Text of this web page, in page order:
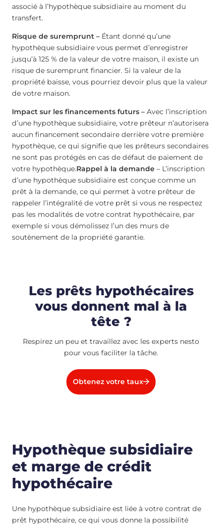
associé à l’hypothèque subsidiaire au moment du
transfert.
Risque de suremprunt – Étant donné qu’une
hypothèque subsidiaire vous permet d’enregistrer
jusqu’à 125 % de la valeur de votre maison, il existe un
risque de suremprunt financier. Si la valeur de la
propriété baisse, vous pourriez devoir plus que la valeur
de votre maison.
Impact sur les financements futurs – Avec l’inscription
d’une hypothèque subsidiaire, votre prêteur n’autorisera
aucun financement secondaire derrière votre première
hypothèque, ce qui signifie que les prêteurs secondaires
ne sont pas protégés en cas de défaut de paiement de
votre hypothèque.Rappel à la demande – L’inscription
d’une hypothèque subsidiaire est conçue comme un
prêt à la demande, ce qui permet à votre prêteur de
rappeler l’intégralité de votre prêt si vous ne respectez
pas les modalités de votre contrat hypothécaire, par
exemple si vous démolissez l’un des murs de
soutènement de la propriété garantie.
Les prêts hypothécaires
vous donnent mal à la
tête ?
Respirez un peu et travaillez avec les experts nesto
pour vous faciliter la tâche.
Obtenez votre taux
Hypothèque subsidiaire
et marge de crédit
hypothécaire
Une hypothèque subsidiaire est liée à votre contrat de
prêt hypothécaire, ce qui vous donne la possibilité